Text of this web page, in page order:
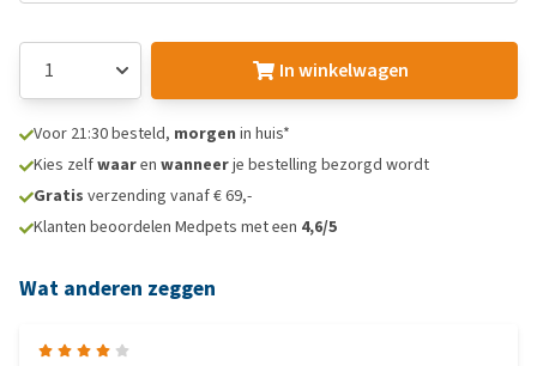
In winkelwagen
Voor 21:30 besteld, morgen in huis*
Kies zelfwaaren wanneerje bestelling bezorgd wordt
Gratis verzending vanaf € 69,-
Klanten beoordelen Medpets met een 4,6/5
Wat anderen zeggen